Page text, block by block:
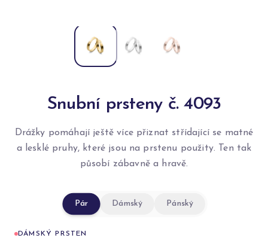
Snubní prsteny č. 4093
Drážky pomáhají ještě více přiznat střídající se matné
a lesklé pruhy, které jsou na prstenu použity. Ten tak
působí zábavně a hravě.
Pár Dámský Pánský
DÁMSKÝ PRSTEN